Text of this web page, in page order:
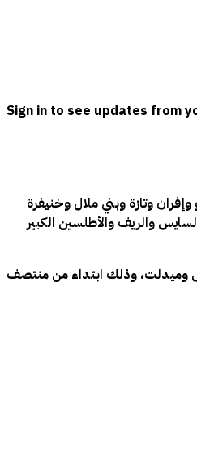
Sign in to see updates from
وتازة وبني ملال وخنيفرة
(من 20 إلى 40 ملم)، مع تسجيل هبات رياح قوية نسبيا (من 50 إلى 70 كلم في الساعة) بالسايس والريف والأطلسين الكبير
إفران وبولمان وبني ملال وتازة وأزيلال وميدلت، وذلك ابتداء من منتصف